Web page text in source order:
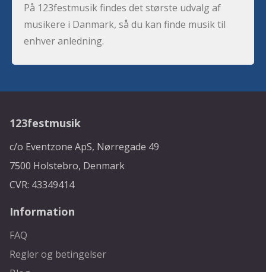
På 123festmusik findes det største udvalg af
musikere i Danmark, så du kan finde musik til
enhver anledning.
123festmusik
c/o Eventzone ApS, Nørregade 49
7500 Holstebro, Denmark
CVR: 43349414
Information
FAQ
Regler og betingelser